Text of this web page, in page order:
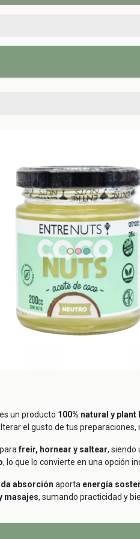
es un producto 100% natural y plant
el gusto de tus
freír, hornear y saltear, siendo
, lo que lo convierte en una opción
absorción aporta energía
masajes, sumando practicidad y